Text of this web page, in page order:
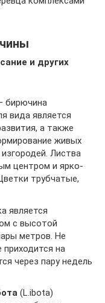
и других
бирючина
вида является
а также
живых
Листва
центром и ярко-
трубчатые,
является
с высотой
метров. Не
на
через пару недель
(L.ibоtа)